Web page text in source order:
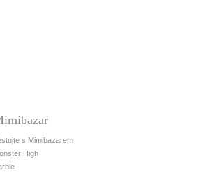
s Mimibazarem
High